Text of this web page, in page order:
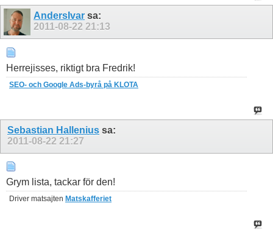
AndersIvar sa:
2011-08-22 21:13
Herrejisses, riktigt bra Fredrik!
SEO- och Google Ads-byrå på KLOTA
Sebastian Hallenius sa:
2011-08-22 21:27
Grym lista, tackar för den!
Driver matsajten Matskafferiet